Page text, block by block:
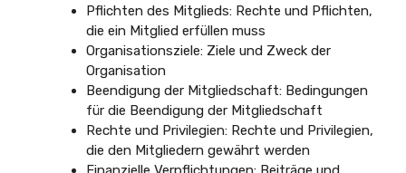
Pflichten des Mitglieds: Rechte und Pflichten,
die ein Mitglied erfüllen muss
Organisationsziele: Ziele und Zweck der
Organisation
Beendigung der Mitgliedschaft: Bedingungen
für die Beendigung der Mitgliedschaft
Rechte und Privilegien: Rechte und Privilegien,
die den Mitgliedern gewährt werden